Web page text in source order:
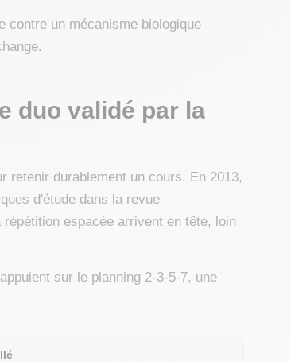
contre un mécanisme biologique
duo validé par la
retenir durablement un cours. En 2013,
d'étude dans la revue
espacée arrivent en tête, loin
sur le planning 2-3-5-7, une